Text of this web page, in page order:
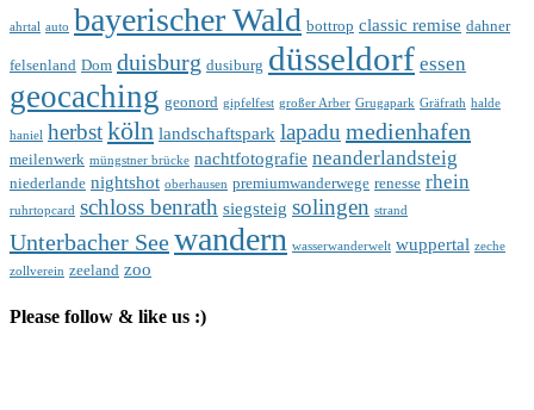
ahrtal auto bayerischer Wald bottrop classic remise dahner
felsenland Dom duisburg dusiburg düsseldorf essen
geocaching geonord gipfelfest großer Arber Grugapark Gräfrath halde
haniel herbstköln landschaftspark lapadu medienhafen
meilenwerk müngstner brücke nachtfotografie neanderlandsteig
niederlande nightshot oberhausen premiumwanderwege renesse rhein
ruhrtopcard schloss benrath siegsteig solingen strand
Unterbacher Seewandern wasserwanderwelt wuppertal zeche
zollverein zeeland zoo
Please follow & like us :)